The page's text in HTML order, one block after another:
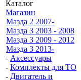
Каталог
Магазин
Мазда 2 2007-
Мазда 3 2003 - 2008
Мазда 3 2009 - 2012
Мазда 3 2013-
- Аксессуары
- Комплекты для ТО
- Двигатель и